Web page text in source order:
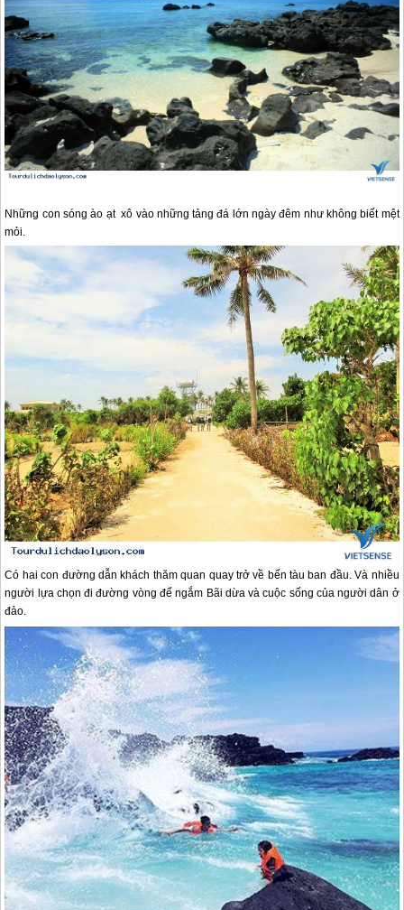
Những con sóng ào ạt xô vào những tảng đá lớn ngày đêm như không biết mệt
mỏi.
Có hai con đường dẫn khách thăm quan quay trở về bến tàu ban đầu. Và nhiều
người lựa chọn đi đường vòng để ngắm Bãi dừa và cuộc sống của người dân ở
đảo.